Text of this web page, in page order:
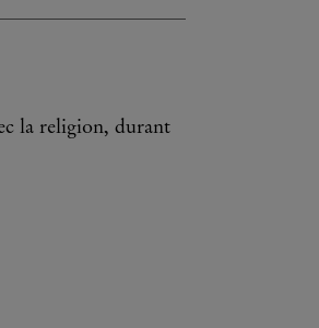
la religion, durant